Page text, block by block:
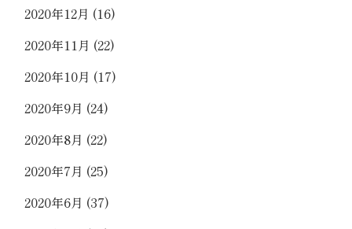
2020年12月 (16)
2020年11月 (22)
2020年10月 (17)
2020年9月 (24)
2020年8月 (22)
2020年7月 (25)
2020年6月 (37)